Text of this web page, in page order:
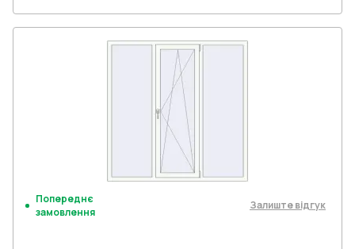
Попереднє
замовлення
Залиште відгук